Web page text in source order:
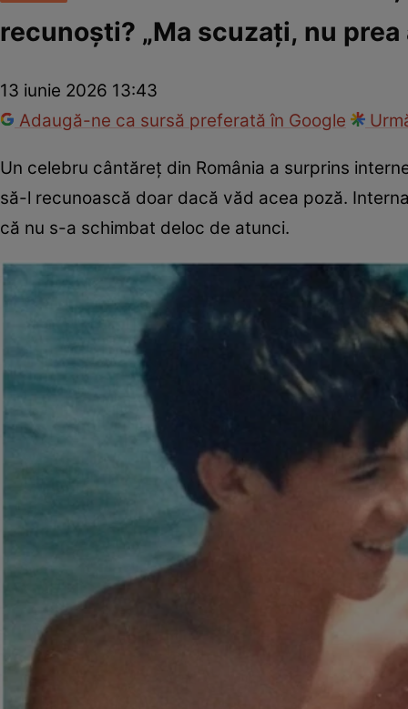
recunoști? „Ma scuzați, nu
13 iunie 2026 13:43
Adaugă-ne ca sursă preferată în Google
Un celebru cântăreț din România a surprins
să-l recunoască doar dacă văd acea poză.
că nu s-a schimbat deloc de atunci.